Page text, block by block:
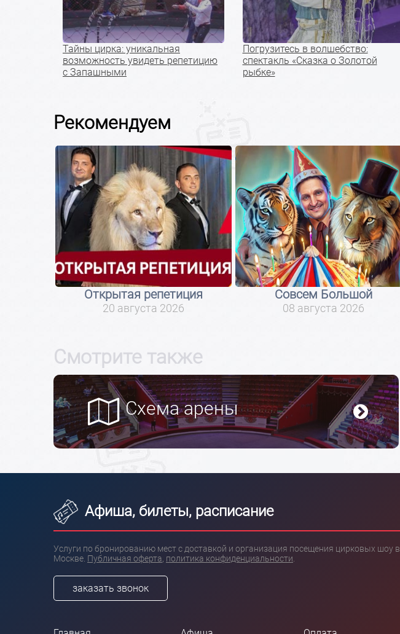
Тайны цирка: уникальная
возможность увидеть репетицию
с Запашными
Погрузитесь в волшебство:
спектакль «Сказка о Золотой
рыбке»
Рекомендуем
Открытая репетиция
20 августа 2026
Совсем Большой
08 августа 2026
Смотрите также
Схема арены
Афиша, билеты, расписание
Услуги по бронированию мест с доставкой и организация посещения цирковых шоу в
Москве. Публичная оферта, политика конфиденциальности.
заказать звонок